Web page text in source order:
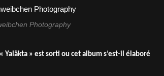
Photography
» est sorti ou cet album s’est-il élaboré